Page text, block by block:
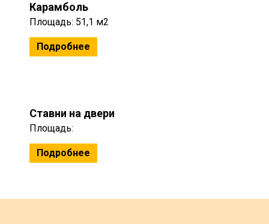
Карамболь
Площадь: 51,1 м2
Подробнее
Ставни на двери
Площадь:
Подробнее